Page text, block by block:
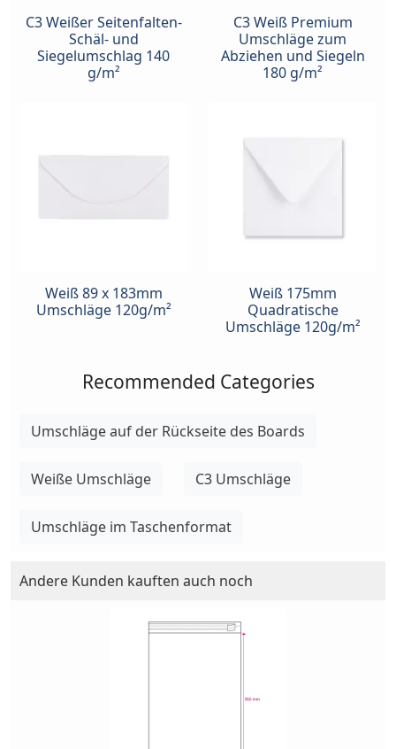
C3 Weißer Seitenfalten-
Schäl- und
Siegelumschlag 140
g/m²
C3 Weiß Premium
Umschläge zum
Abziehen und Siegeln
180 g/m²
Weiß 89 x 183mm
Umschläge 120g/m²
Weiß 175mm
Quadratische
Umschläge 120g/m²
Recommended Categories
Umschläge auf der Rückseite des Boards
Weiße Umschläge C3 Umschläge
Umschläge im Taschenformat
Andere Kunden kauften auch noch